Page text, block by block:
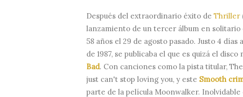
Después del extraordinario éxito de Thriller
lanzamiento de un tercer álbum en solitario
58 años el 29 de agosto pasado. Justo 4
de 1987, se publicaba el que es quizá el
Bad. Con canciones como la pista titular,
just can't stop loving you, y este Smooth
parte de la película Moonwalker. Inolvidable